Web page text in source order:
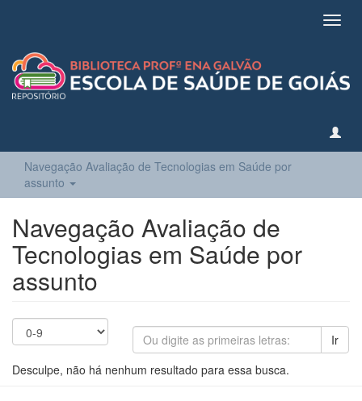
Navegação Avaliação de Tecnologias em Saúde por
assunto
Navegação Avaliação de
Tecnologias em Saúde por
assunto
Ir
Desculpe, não há nenhum resultado para essa busca.